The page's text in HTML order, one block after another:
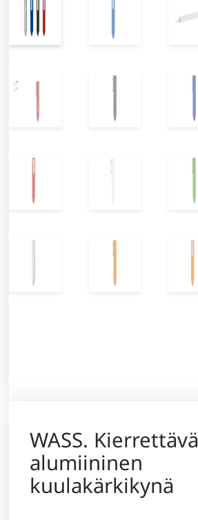
WASS. Kierrettävä
alumiininen
kuulakärkikynä